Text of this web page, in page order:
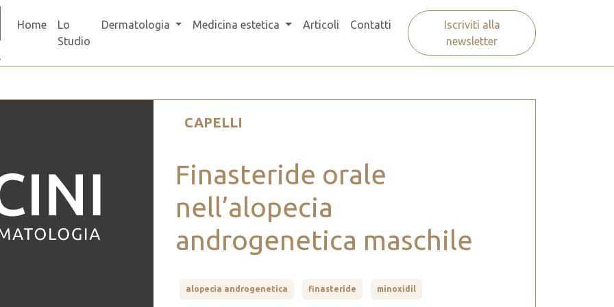
Home
Lo
Studio
Dermatologia Medicina estetica Articoli Contatti
Iscriviti alla
newsletter
CAPELLI
Finasteride orale
nell’alopecia
androgenetica maschile
alopecia androgenetica finasteride minoxidil